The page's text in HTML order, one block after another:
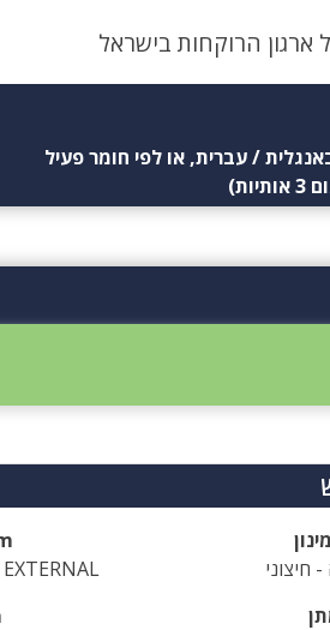
הרוקחות בישראל
/ עברית, או לפי חומר פעיל
חיצוני